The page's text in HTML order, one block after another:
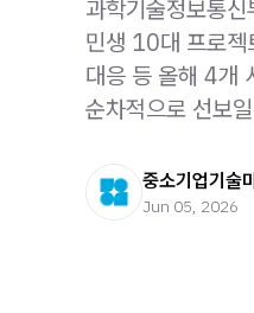
과학기술정보통
민생 10대 프로젝
대응 등 올해 4개
순차적으로 선보
중소기업기술
Jun 05, 2026